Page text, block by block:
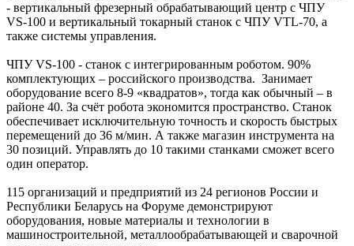
- вертикальный фрезерный обрабатывающий центр с ЧПУ
VS-100 и вертикальный токарный станок с ЧПУ VТL-70, а
также системы управления.
ЧПУ VS-100 - станок с интегрированным роботом. 90%
комплектующих – российского производства. Занимает
оборудование всего 8-9 «квадратов», тогда как обычный – в
районе 40. За счёт робота экономится пространство. Станок
обеспечивает исключительную точность и скорость быстрых
перемещений до 36 м/мин. А также магазин инструмента на
30 позиций. Управлять до 10 такими станками сможет всего
один оператор.
115 организаций и предприятий из 24 регионов России и
Республики Беларусь на Форуме демонстрируют
оборудования, новые материалы и технологии в
машиностроительной, металлообрабатывающей и сварочной